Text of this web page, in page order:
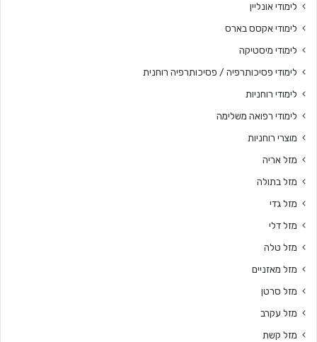
לימודי אונליין
לימודי אקסס בארס
לימודי מיסטיקה
לימודי פסיכותרפיה / פסיכותרפיה רוחנית
לימודי רוחניות
לימודי רפואה משלימה
מוצרי רוחניות
מזל אריה
מזל בתולה
מזל גדי
מזל דלי
מזל טלה
מזל מאזניים
מזל סרטן
מזל עקרב
מזל קשת